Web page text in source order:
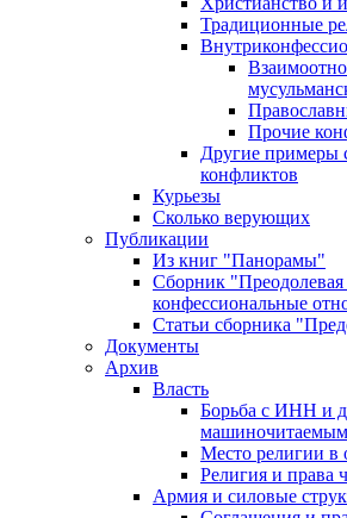
Традиционные
Прочие
Другие примеры
конфликтов
Курьезы
Сколько верующих
Публикации
Из книг "Панорамы"
Сборник "Преодолевая
конфессиональные
Статьи сборника
Документы
Архив
Власть
Борьба с ИНН и
Место религии в
Религия и права
Армия и силовые